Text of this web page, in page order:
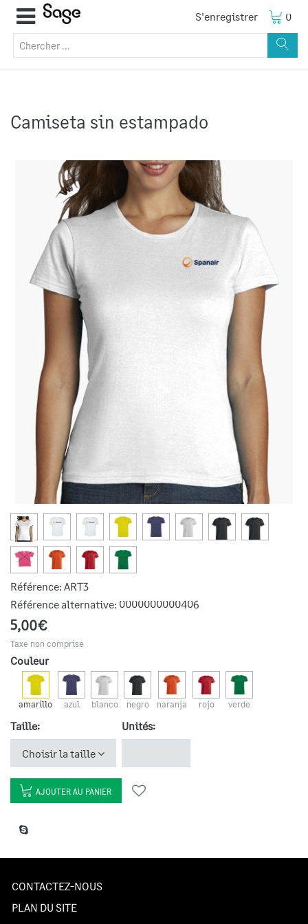
S'enregistrer 0
Camiseta sin estampado
Référence: ART3
Référence alternative: 0000000000406
5,00€
Taxe non comprise
Couleur
amarillo azul blanco negro naranja rojo verde
Taille:
Choisir la taille
Unités:
AJOUTER AU PANIER
CONTACTEZ-NOUS
PLAN DU SITE